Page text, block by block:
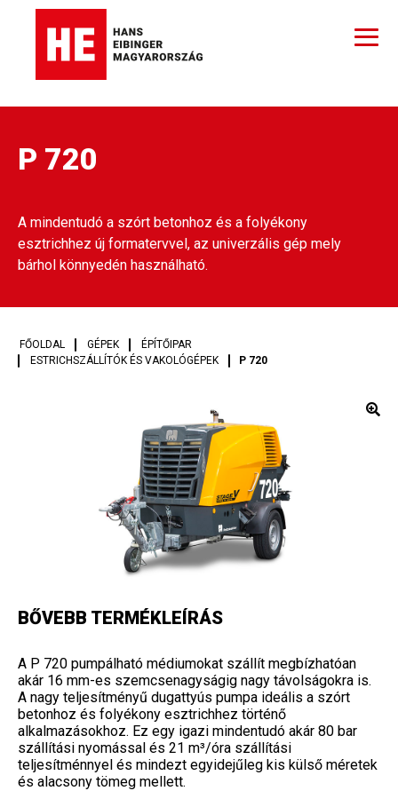
P 720
A mindentudó a szórt betonhoz és a folyékony
esztrichhez új formatervvel, az univerzális gép mely
bárhol könnyedén használható.
FŐOLDAL GÉPEK
ÉPÍTŐIPAR
ESTRICHSZÁLLÍTÓK ÉS VAKOLÓGÉPEK
P 720
BŐVEBB TERMÉKLEÍRÁS
A P 720 pumpálható médiumokat szállít megbízhatóan
akár 16 mm-es szemcsenagyságig nagy távolságokra is.
A nagy teljesítményű dugattyús pumpa ideális a szórt
betonhoz és folyékony esztrichhez történő
alkalmazásokhoz. Ez egy igazi mindentudó akár 80 bar
szállítási nyomással és 21 m³/óra szállítási
teljesítménnyel és mindezt egyidejűleg kis külső méretek
és alacsony tömeg mellett.